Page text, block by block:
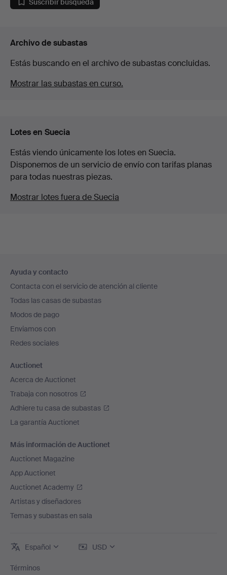
Archivo de subastas
Estás buscando en el archivo de subastas concluidas.
Mostrar las subastas en curso.
Lotes en Suecia
Estás viendo únicamente los lotes en Suecia.
Disponemos de un servicio de envío con tarifas planas
para todas nuestras piezas.
Mostrar lotes fuera de Suecia
en
el
pie
de
página
Ayuda y contacto
Contacta con el servicio de atención al cliente
Todas las casas de subastas
Modos de pago
Enviamos con
Redes sociales
Auctionet
Acerca de Auctionet
Trabaja con nosotros
Adhiere tu casa de subastas
La garantía Auctionet
Más información de Auctionet
Auctionet Magazine
App Auctionet
Auctionet Academy
Artistas y diseñadores
Temas y subastas en sala
Español USD
Términos